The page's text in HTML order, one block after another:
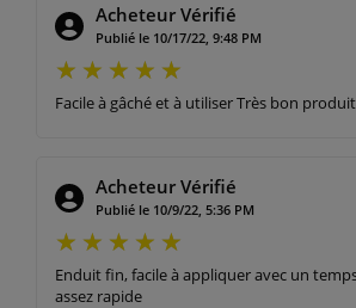
Acheteur Vérifié
Publié le 10/17/22, 9:48 PM
Facile à gâché et à utiliser Très bon
Acheteur Vérifié
Publié le 10/9/22, 5:36 PM
Enduit fin, facile à appliquer avec un
assez rapide